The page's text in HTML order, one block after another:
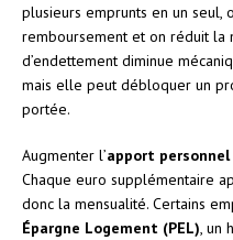
plusieurs emprunts en un
remboursement et on réduit la
d’endettement diminue
mais elle peut débloquer un
portée.
Augmenter l’apport personnel
Chaque euro supplémentaire
donc la mensualité. Certains
Épargne Logement (PEL) ,